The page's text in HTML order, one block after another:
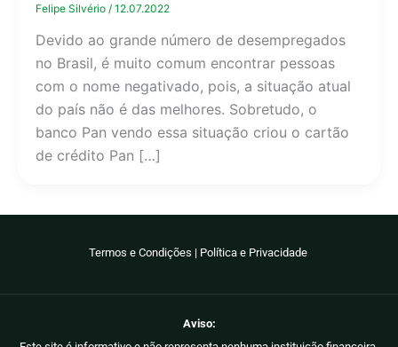
Felipe Silvério / 12.07.2022
Devido ao grande número de desempregados
no Brasil, é muito comum encontrar pessoas
com o nome negativado, pois, a situação atual
do país não é das melhores. Sobretudo, o
banco Pan vendo essa situação criou o cartão
de crédito Pan […]
Termos e Condições | Política e Privacidade
Aviso: